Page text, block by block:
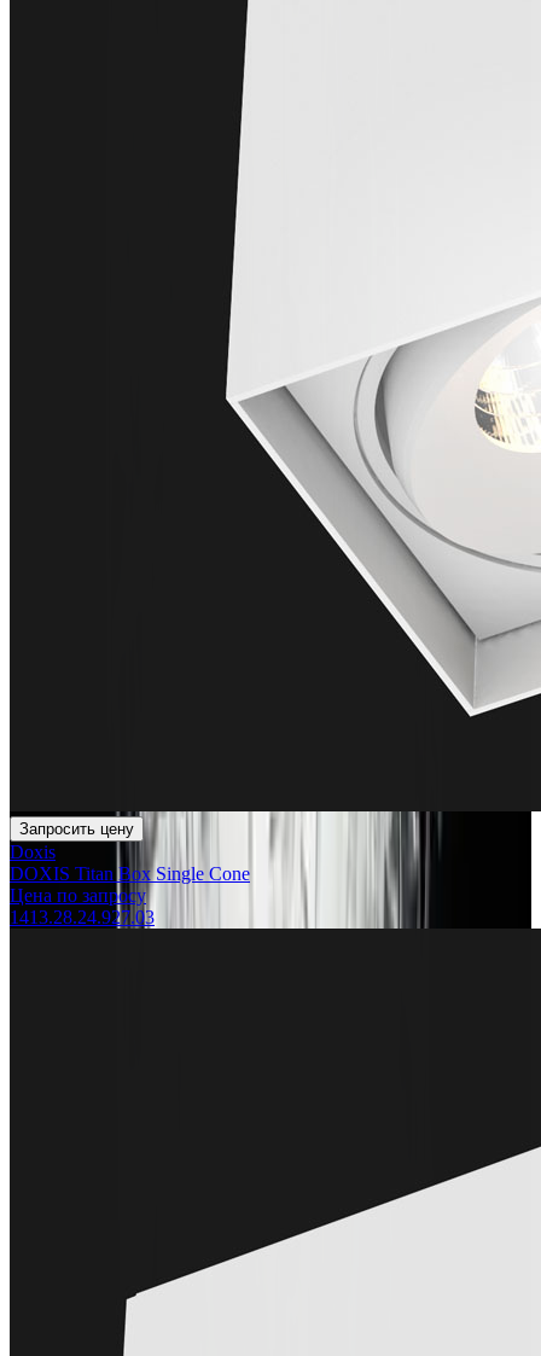
Запросить цену
Doxis
DOXIS Titan Box Single Cone
Цена по запросу
1413.28.24.927.03